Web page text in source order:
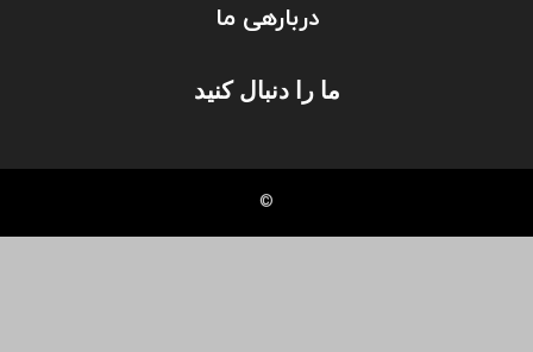
دربارهی ما
ما را دنبال کنید